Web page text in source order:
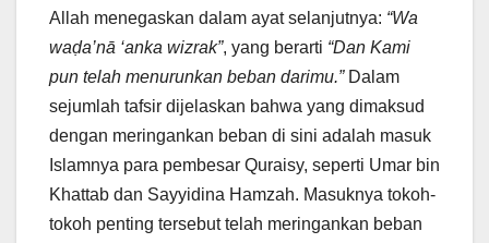
Allah menegaskan dalam ayat selanjutnya: “Wa
waḍa’nā ‘anka wizrak”, yang berarti “Dan Kami
pun telah menurunkan beban darimu.”Dalam
sejumlah tafsir dijelaskan bahwa yang dimaksud
dengan meringankan beban di sini adalah masuk
Islamnya para pembesar Quraisy, seperti Umar bin
Khattab dan Sayyidina Hamzah. Masuknya tokoh-
tokoh penting tersebut telah meringankan beban